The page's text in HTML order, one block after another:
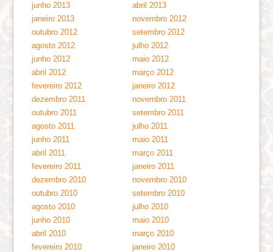
junho 2013
abril 2013
janeiro 2013
novembro 2012
outubro 2012
setembro 2012
agosto 2012
julho 2012
junho 2012
maio 2012
abril 2012
março 2012
fevereiro 2012
janeiro 2012
dezembro 2011
novembro 2011
outubro 2011
setembro 2011
agosto 2011
julho 2011
junho 2011
maio 2011
abril 2011
março 2011
fevereiro 2011
janeiro 2011
dezembro 2010
novembro 2010
outubro 2010
setembro 2010
agosto 2010
julho 2010
junho 2010
maio 2010
abril 2010
março 2010
fevereiro 2010
janeiro 2010